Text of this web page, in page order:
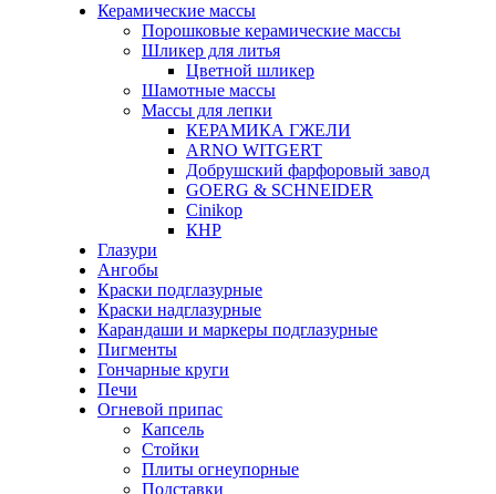
Керамические массы
Порошковые керамические массы
Шликер для литья
Цветной шликер
Шамотные массы
Массы для лепки
КЕРАМИКА ГЖЕЛИ
ARNO WITGERT
Добрушский фарфоровый завод
GOERG & SCHNEIDER
Cinikop
КНР
Глазури
Ангобы
Краски подглазурные
Краски надглазурные
Карандаши и маркеры подглазурные
Пигменты
Гончарные круги
Печи
Огневой припас
Капсель
Стойки
Плиты огнеупорные
Подставки